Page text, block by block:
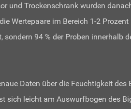
und Trockenschrank wurden
Wertepaare im Bereich 1-2
94 % der Proben innerhalb
Daten über die Feuchtigkeit
sich leicht am Auswurfbogen des